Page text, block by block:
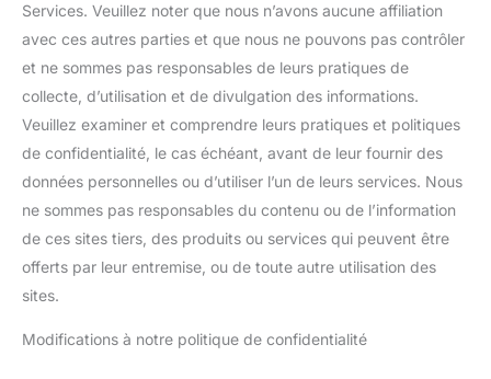
Services. Veuillez noter que nous n’avons aucune affiliation
avec ces autres parties et que nous ne pouvons pas contrôler
et ne sommes pas responsables de leurs pratiques de
collecte, d’utilisation et de divulgation des informations.
Veuillez examiner et comprendre leurs pratiques et politiques
de confidentialité, le cas échéant, avant de leur fournir des
données personnelles ou d’utiliser l’un de leurs services. Nous
ne sommes pas responsables du contenu ou de l’information
de ces sites tiers, des produits ou services qui peuvent être
offerts par leur entremise, ou de toute autre utilisation des
sites.
Modifications à notre politique de confidentialité